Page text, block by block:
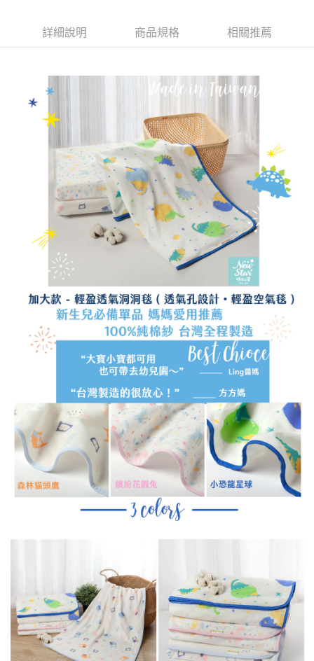
每筆NT$90，滿NT$1,500(含以上)免運費
詳細說明 商品規格 相關推薦